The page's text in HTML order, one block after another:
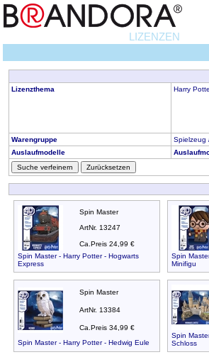
LIZENZEN
Lizenzthema
Harry
Warengruppe
Spielzeug
Auslaufmodelle
Suche verfeinern
Zurücksetzen
Spin Master
ArtNr. 13247
Ca.Preis 24,99 €
Spin Master - Harry Potter - Hogwarts
Express
Spin
Minifigu
Spin Master
ArtNr. 13384
Ca.Preis 34,99 €
Spin Master - Harry Potter - Hedwig Eule
Spin
Schloss